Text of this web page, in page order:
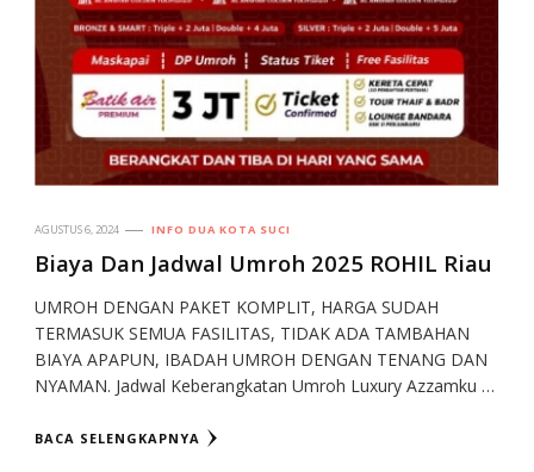
AGUSTUS 6, 2024 INFO DUA KOTA SUCI
Biaya Dan Jadwal Umroh 2025 ROHIL Riau
UMROH DENGAN PAKET KOMPLIT, HARGA SUDAH
TERMASUK SEMUA FASILITAS, TIDAK ADA TAMBAHAN
BIAYA APAPUN, IBADAH UMROH DENGAN TENANG DAN
NYAMAN. Jadwal Keberangkatan Umroh Luxury Azzamku …
BACA SELENGKAPNYA